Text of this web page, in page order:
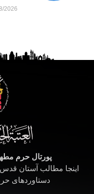
2026
پورتال حرم
اینجا مطالب آستان
دستاوردهای